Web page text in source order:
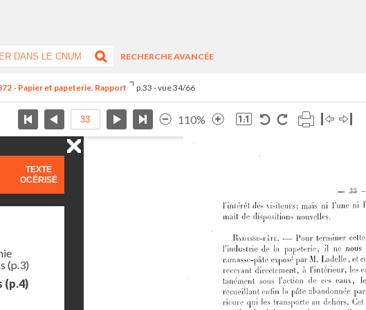
RECHERCHE AVANCÉE
- Papier et papeterie. Rapport p.33 - vue 34/66
110%
TEXTE
OCÉRISÉ
(p.3)
(p.4)